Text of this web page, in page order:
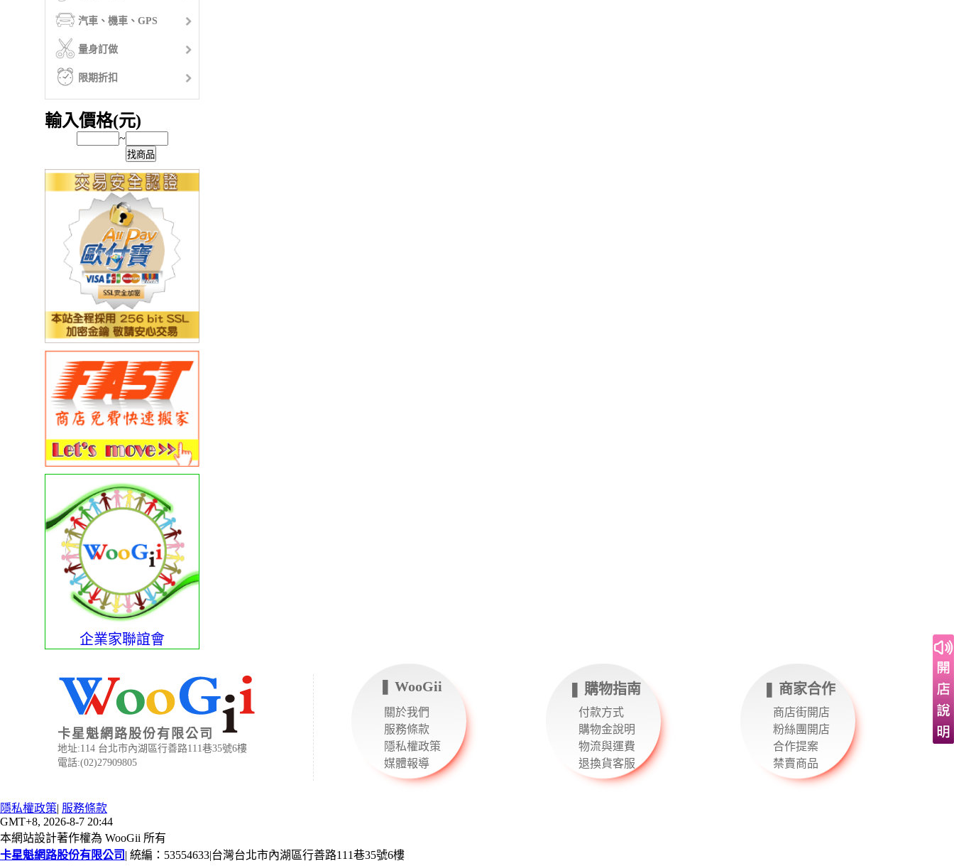
汽車、機車、GPS
量身訂做
限期折扣
輸入價格(元)
~
找商品
企業家聯誼會
卡星魁網路股份有限公司
地址:114 台北市內湖區行善路111巷35號6樓
電話:(02)27909805
❚ WooGii
關於我們
服務條款
隱私權政策
媒體報導
❚ 購物指南
付款方式
購物金說明
物流與運費
退換貨客服
❚ 商家合作
商店街開店
粉絲團開店
合作提案
禁賣商品
隱私權政策| 服務條款
GMT+8, 2026-8-7 20:44
本網站設計著作權為 WooGii 所有
卡星魁網路股份有限公司 | 統編：53554633|台灣台北市內湖區行善路111巷35號6樓